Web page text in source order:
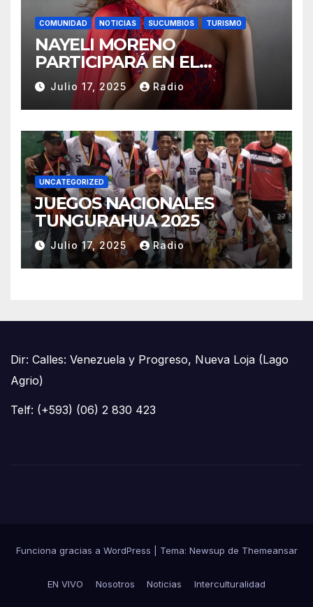
COMUNIDAD NOTICIAS SUCUMBIOS TURISMO
NAYELI MORENO
PARTICIPARÁ EN EL
REINADO NACIONAL DEL
CAFÉ LA TOQUILLA 2025 EN
REPRESENTACIÓN DE
SUCUMBÍOS
Julio 17, 2025 Radio
UNCATEGORIZED
JUEGOS NACIONALES
TUNGURAHUA 2025
Julio 17, 2025 Radio
Dir: Calles: Venezuela y Progreso, Nueva Loja (Lago
Agrio)
Telf: (+593) (06) 2 830 423
Funciona gracias a WordPress Tema: Newsup de Themeansar
EN VIVO Nosotros Noticias Interculturalidad